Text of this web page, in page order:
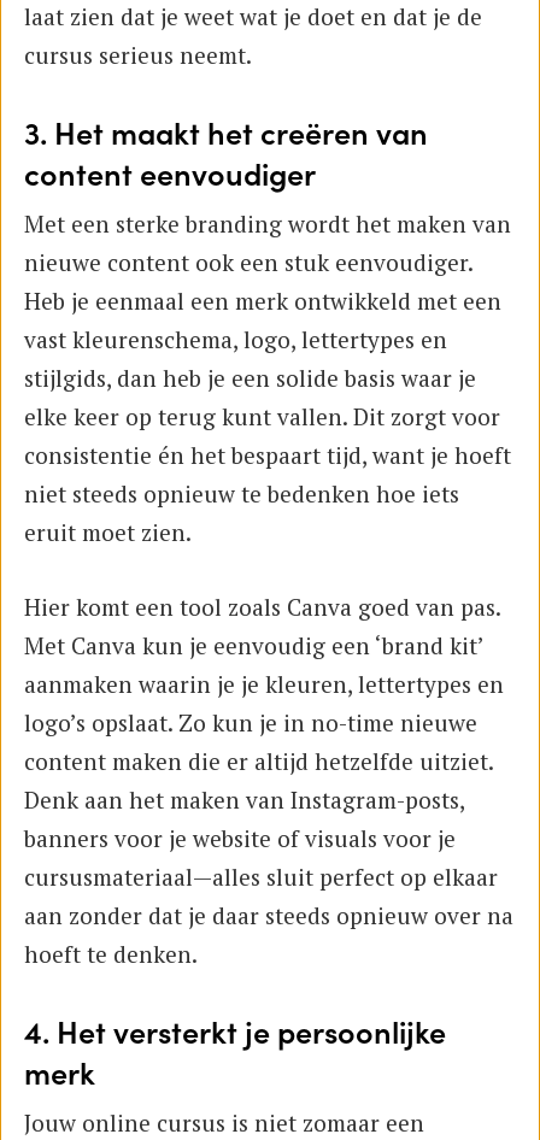
laat zien dat je weet wat je doet en dat je de
cursus serieus neemt.
3. Het maakt het creëren van
content eenvoudiger
Met een sterke branding wordt het maken van
nieuwe content ook een stuk eenvoudiger.
Heb je eenmaal een merk ontwikkeld met een
vast kleurenschema, logo, lettertypes en
stijlgids, dan heb je een solide basis waar je
elke keer op terug kunt vallen. Dit zorgt voor
consistentie én het bespaart tijd, want je hoeft
niet steeds opnieuw te bedenken hoe iets
eruit moet zien.
Hier komt een tool zoals Canva goed van pas.
Met Canva kun je eenvoudig een ‘brand kit’
aanmaken waarin je je kleuren, lettertypes en
logo’s opslaat. Zo kun je in no-time nieuwe
content maken die er altijd hetzelfde uitziet.
Denk aan het maken van Instagram-posts,
banners voor je website of visuals voor je
cursusmateriaal—alles sluit perfect op elkaar
aan zonder dat je daar steeds opnieuw over na
hoeft te denken.
4. Het versterkt je persoonlijke
merk
Jouw online cursus is niet zomaar een